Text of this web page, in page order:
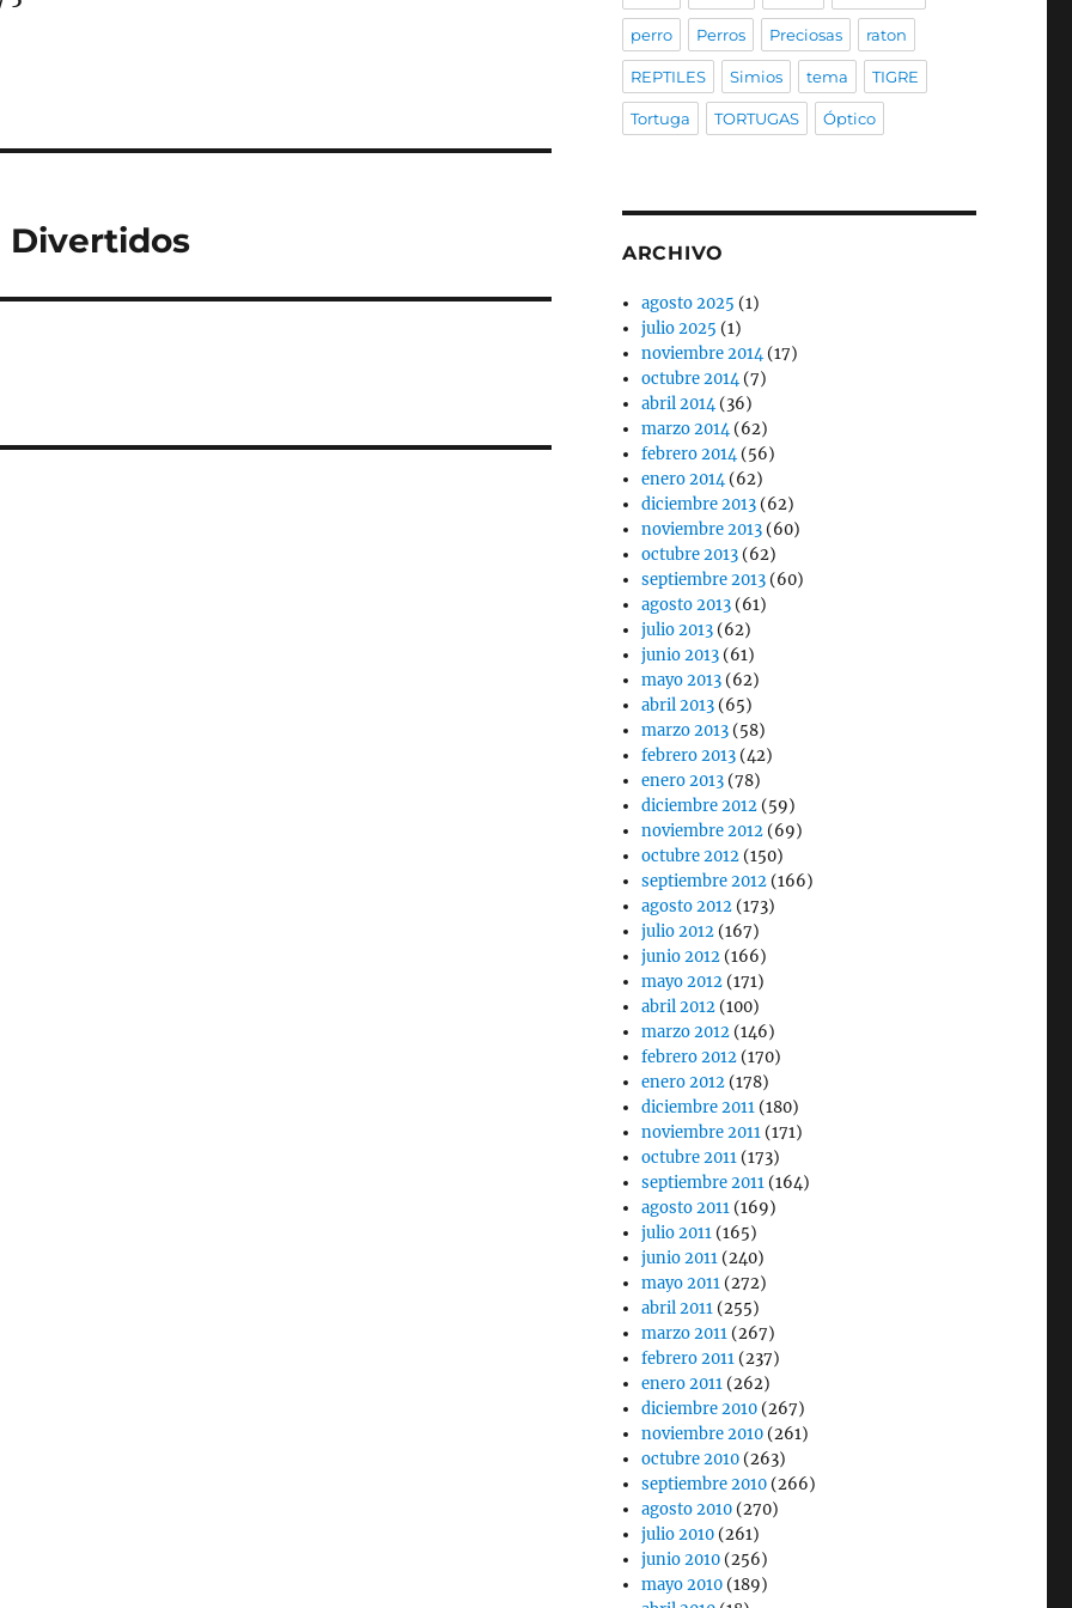
Divertidos
perro Perros Preciosas raton
REPTILES Simios tema TIGRE
Tortuga TORTUGAS Óptico
ARCHIVO
agosto 2025 (1)
julio 2025 (1)
noviembre 2014(17)
octubre 2014(7)
abril 2014(36)
marzo 2014(62)
febrero 2014(56)
enero 2014(62)
diciembre 2013 (62)
noviembre 2013 (60)
octubre 2013 (62)
septiembre 2013 (60)
agosto 2013 (61)
julio 2013 (62)
junio 2013 (61)
mayo 2013 (62)
abril 2013 (65)
marzo 2013 (58)
febrero 2013 (42)
enero 2013 (78)
diciembre 2012 (59)
noviembre 2012 (69)
octubre 2012 (150)
septiembre 2012 (166)
agosto 2012 (173)
julio 2012 (167)
junio 2012 (166)
mayo 2012 (171)
abril 2012 (100)
marzo 2012 (146)
febrero 2012 (170)
enero 2012 (178)
diciembre 2011 (180)
noviembre 2011 (171)
octubre 2011 (173)
septiembre 2011 (164)
agosto 2011 (169)
julio 2011 (165)
junio 2011 (240)
mayo 2011 (272)
abril 2011 (255)
marzo 2011 (267)
febrero 2011 (237)
enero 2011 (262)
diciembre 2010 (267)
noviembre 2010 (261)
octubre 2010 (263)
septiembre 2010 (266)
agosto 2010 (270)
julio 2010 (261)
junio 2010 (256)
mayo 2010 (189)